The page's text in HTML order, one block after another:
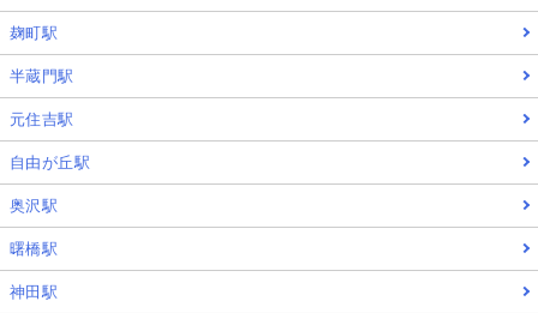
麹町駅
半蔵門駅
元住吉駅
自由が丘駅
奥沢駅
曙橋駅
神田駅